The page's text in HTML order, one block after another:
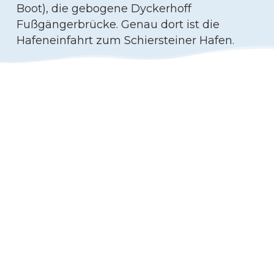
Boot), die gebogene Dyckerhoff
Fußgängerbrücke. Genau dort ist die
Hafeneinfahrt zum Schiersteiner Hafen.